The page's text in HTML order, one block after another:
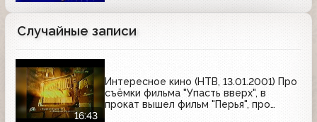
Случайные записи
16:43
Интересное кино (НТВ, 13.01.2001) Про
съёмки фильма "Упасть вверх", в
прокат вышел фильм "Перья", про